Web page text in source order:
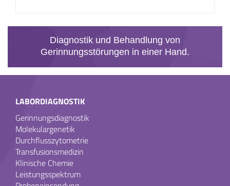
Diagnostik und Behandlung von
Gerinnungsstörungen in einer Hand.
LABORDIAGNOSTIK
Gerinnungsdiagnostik
Molekulargenetik
Durchflusszytometrie
Transfusionsmedizin
Klinische Chemie
Leistungsspektrum